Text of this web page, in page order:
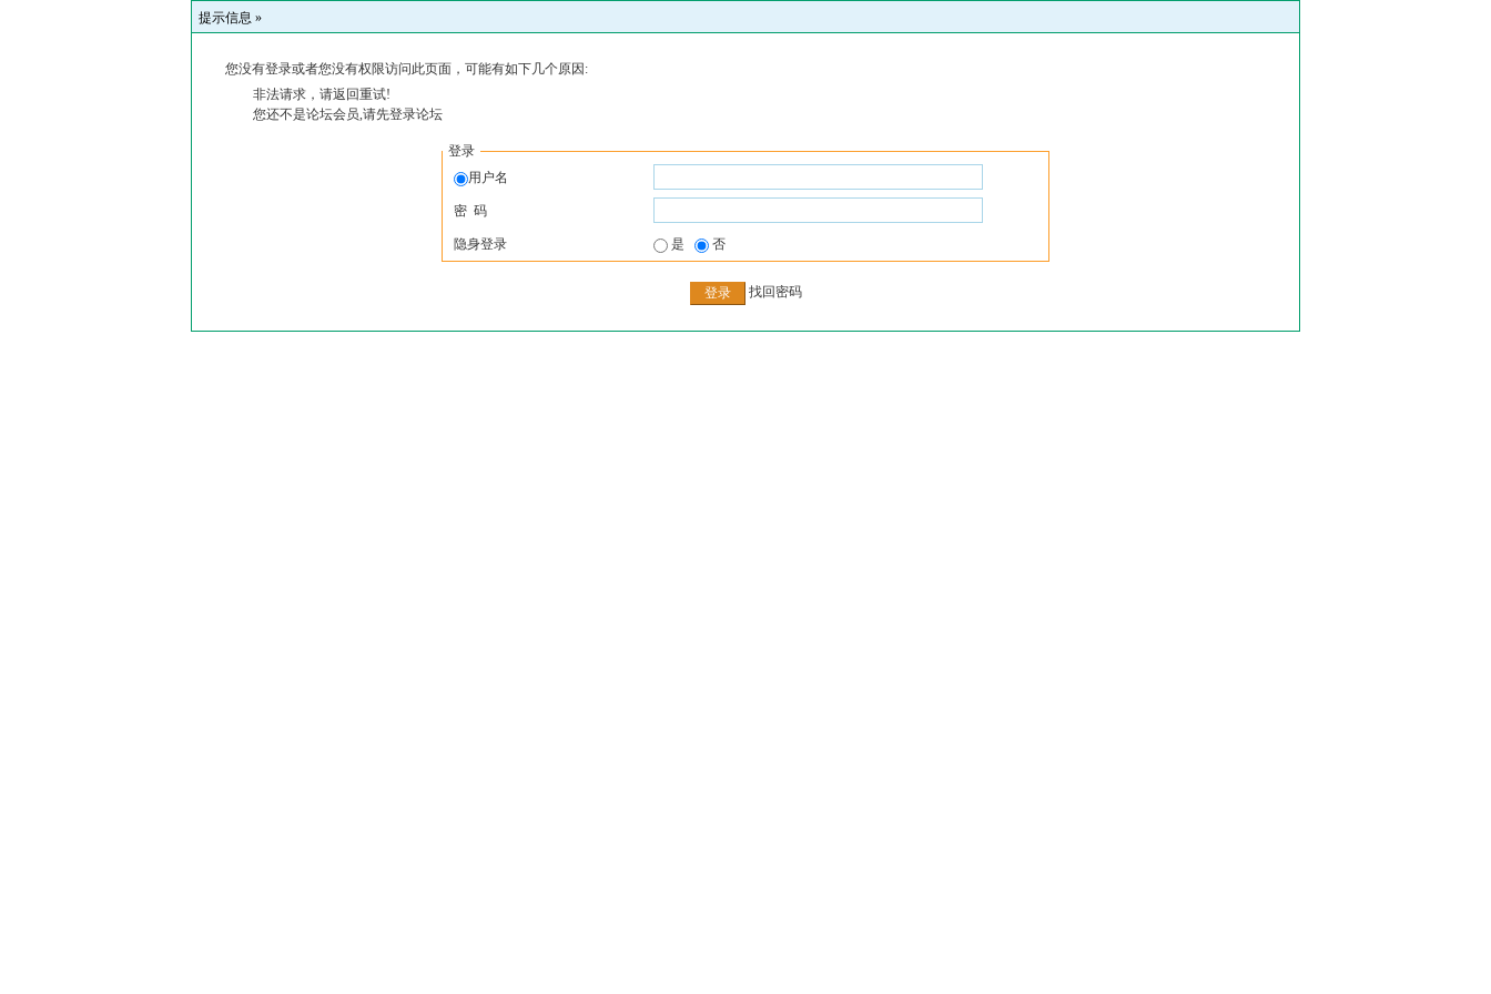
提示信息 »
您没有登录或者您没有权限访问此页面，可能有如下几个原因:
非法请求，请返回重试!
您还不是论坛会员,请先登录论坛
登录
用户名
密 码
隐身登录 是 否
找回密码